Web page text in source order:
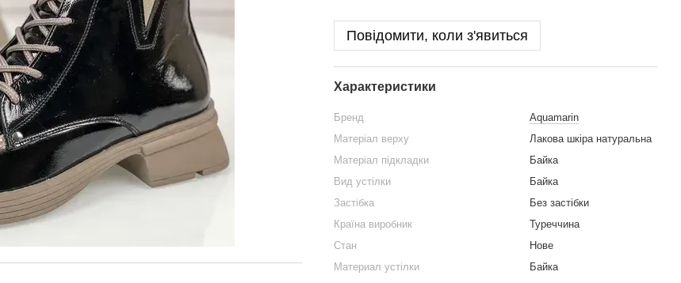
Повідомити, коли з'явиться
Характеристики
Бренд
Aquamarin
Матеріал верху
Лакова шкіра натуральна
Матеріал підкладки
Байка
Вид устілки
Байка
Застібка
Без застібки
Країна виробник
Туреччина
Стан
Нове
Материал устілки
Байка